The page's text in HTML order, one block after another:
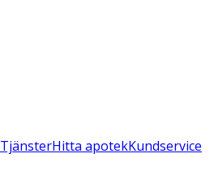
TjänsterHitta apotekKundservice